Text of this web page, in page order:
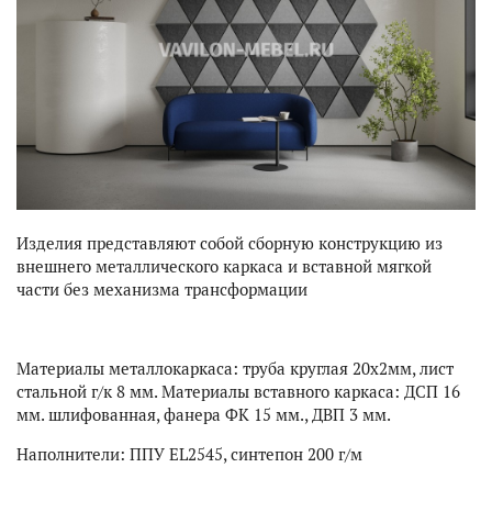
ПОРТФОЛИО
ДИЗАЙНЕРСКИЕ ПРОЕКТЫ
Изделия представляют собой сборную конструкцию из
внешнего металлического каркаса и вставной мягкой
части без механизма транcформации
Материалы металлокаркаса: труба круглая 20х2мм, лист
стальной г/к 8 мм. Материалы вставного каркаса: ДСП 16
мм. шлифованная, фанера ФК 15 мм., ДВП 3 мм.
Наполнители: ППУ EL2545, синтепон 200 г/м